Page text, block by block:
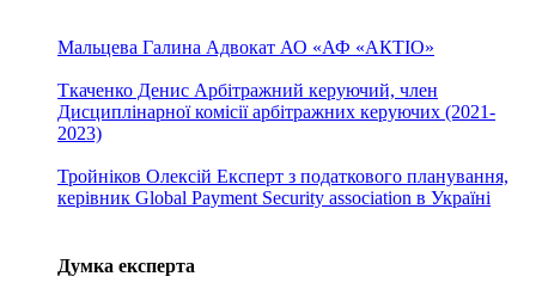
Мальцева Галина Адвокат АО «АФ «АКТІО»
Ткаченко Денис Арбітражний керуючий, член
Дисциплінарної комісії арбітражних керуючих (2021-
2023)
Тройніков Олексій Експерт з податкового планування,
керівник Global Payment Security association в Україні
Думка експерта